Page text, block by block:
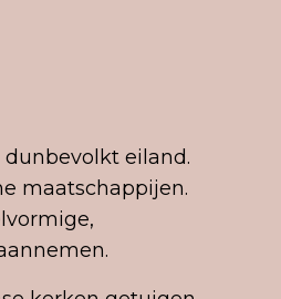
eiland.
maatschappijen.